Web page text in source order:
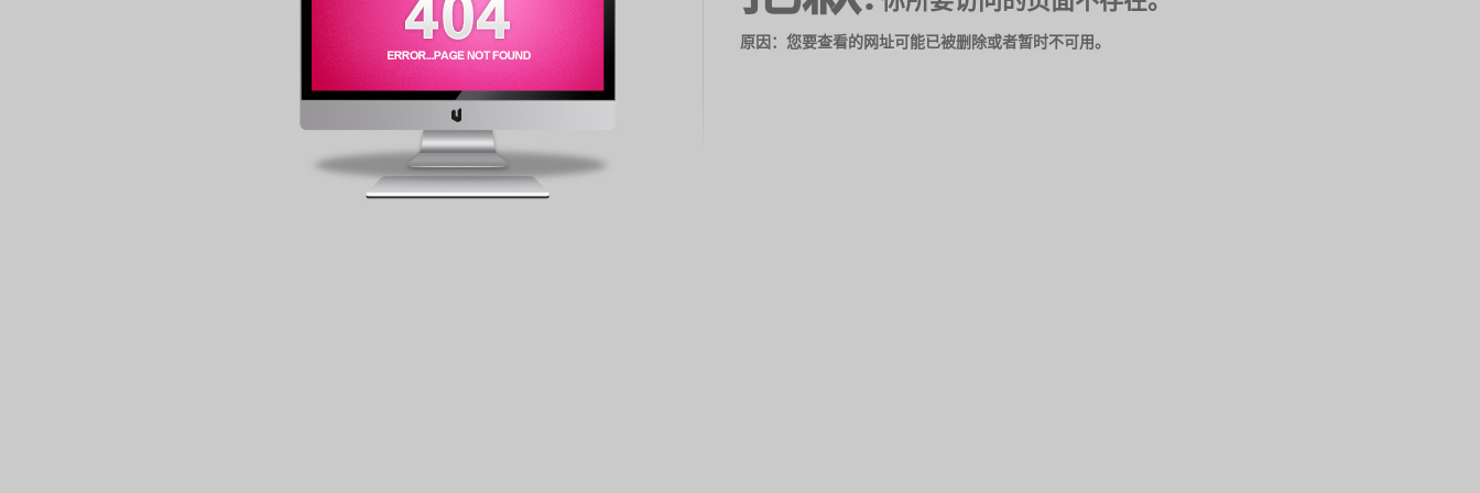
原因：您要查看的网址可能已被删除或者暂时不可用。